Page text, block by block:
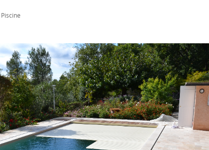
Piscine